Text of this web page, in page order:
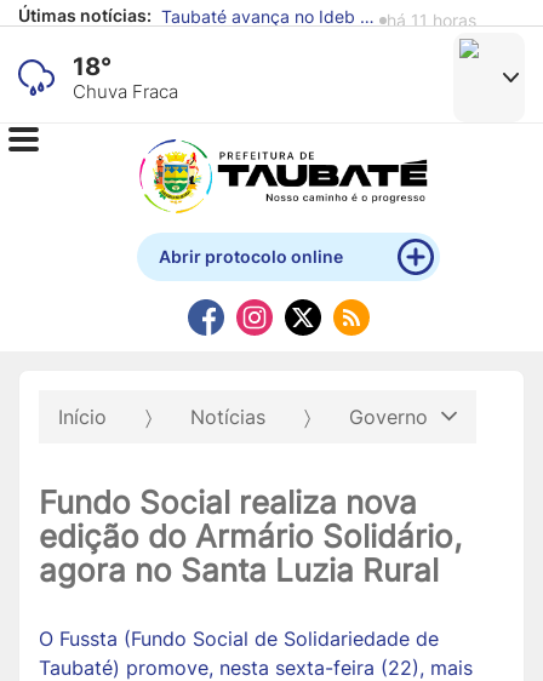
Útimas notícias:
há 11 horas
há 11 horas
18°
Chuva Fraca
Abrir protocolo online
Início Notícias Governo
Fundo Social realiza nova
edição do Armário Solidário,
agora no Santa Luzia Rural
O Fussta (Fundo Social de Solidariedade de
Taubaté) promove, nesta sexta-feira (22), mais